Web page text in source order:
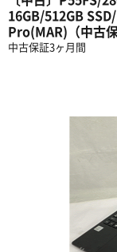
16GB/512GB
Pro(MAR)（中古
中古保証3ヶ月間